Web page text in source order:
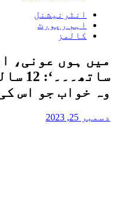
انٹرنیشنل
اہم رپورٹ
کالمز
میں ہوں عونی،
وہ خواب جو اس
دسمبر 25, 2023